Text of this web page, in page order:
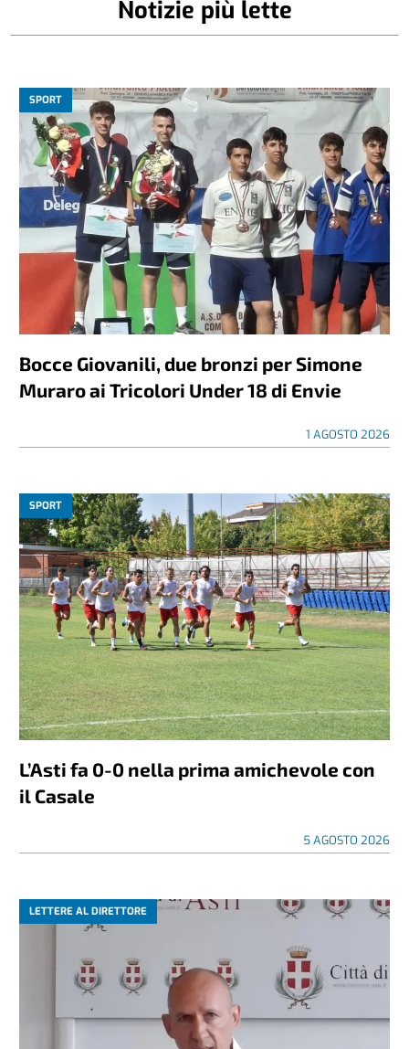
Notizie più lette
SPORT
Bocce Giovanili, due bronzi per Simone
Muraro ai Tricolori Under 18 di Envie
1 AGOSTO 2026
SPORT
L’Asti fa 0-0 nella prima amichevole con
il Casale
5 AGOSTO 2026
LETTERE AL DIRETTORE